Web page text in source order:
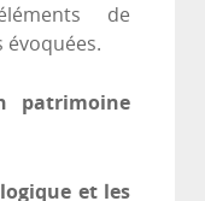
de
évoquées.
patrimoine
et les